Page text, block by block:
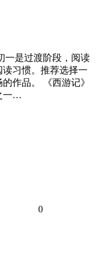
一是过渡阶段，阅读
习惯。推荐选择一
作品。 《西游记》
一…
0